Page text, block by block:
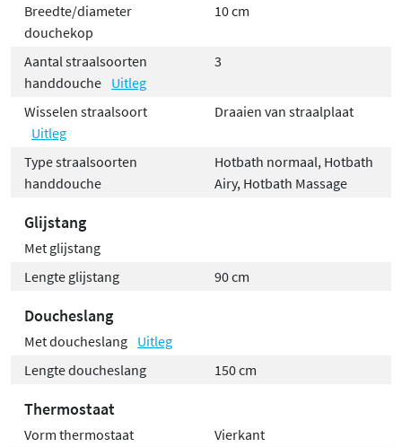
Breedte/diameter
douchekop
10 cm
Aantal straalsoorten
handdouche Uitleg
3
Wisselen straalsoort
Uitleg
Draaien van straalplaat
Type straalsoorten
handdouche
Hotbath normaal, Hotbath
Airy, Hotbath Massage
Glijstang
Met glijstang
Lengte glijstang
90 cm
Doucheslang
Met doucheslang Uitleg
Lengte doucheslang
150 cm
Thermostaat
Vorm thermostaat
Vierkant